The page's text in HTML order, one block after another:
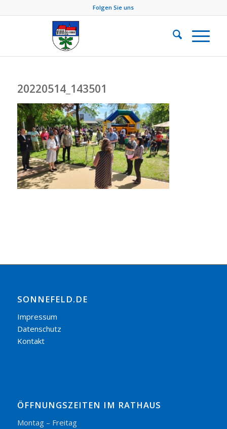
Folgen Sie uns
20220514_143501
SONNEFELD.DE
Impressum
Datenschutz
Kontakt
ÖFFNUNGSZEITEN IM RATHAUS
Montag – Freitag